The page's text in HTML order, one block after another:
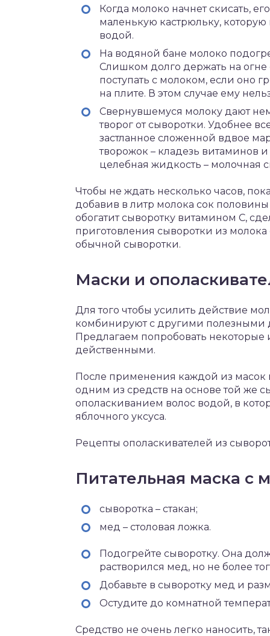
Когда молоко начнет скисать,
маленькую кастрюльку,
водой.
На водяной бане молоко
Слишком долго держать на огне
поступать с молоком, если оно
на плите. В этом случае ему
Свернувшемуся молоку дают
творог от сыворотки. Удобнее
застланное сложенной вдвое
творожок – кладезь витаминов
целебная жидкость – молочная
Чтобы не ждать несколько часов,
добавив в литр молока сок
обогатит сыворотку витамином С,
приготовления сыворотки из молока
обычной сыворотки.
Маски и
Для того чтобы усилить действие
комбинируют с другими полезными
Предлагаем попробовать некоторые
действенными.
После применения каждой из масок
одним из средств на основе той же
ополаскиванием волос водой, в
яблочного уксуса.
Рецепты ополаскивателей из
Питательная маска с
сыворотка – стакан;
мед – столовая ложка.
Подогрейте сыворотку. Она
растворился мед, но не более
Добавьте в сыворотку мед и
Остудите до комнатной
Средство не очень легко наносить,